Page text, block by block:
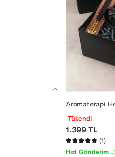
Aromaterapi
Tükendi
1.399TL
(1)
Hızlı Gönderim